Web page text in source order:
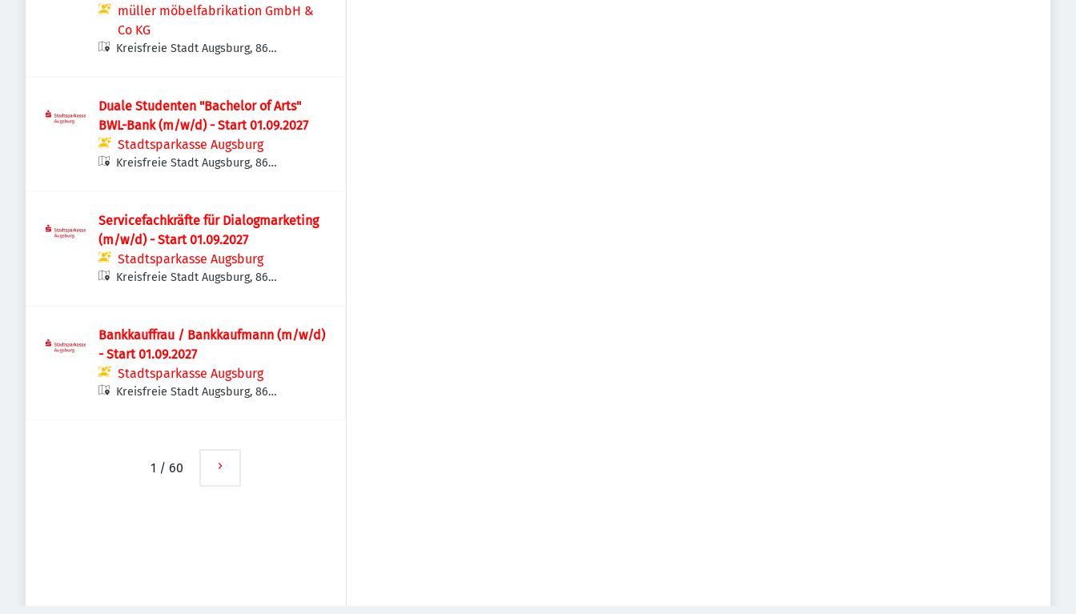
müller möbelfabrikation GmbH &
Co KG
Kreisfreie Stadt Augsburg, 86
Duale Studenten "Bachelor of Arts"
BWL-Bank (m/w/d) - Start 01.09.2027
Stadtsparkasse Augsburg
Kreisfreie Stadt Augsburg, 86
Servicefachkräfte für Dialogmarketing
(m/w/d) - Start 01.09.2027
Stadtsparkasse Augsburg
Kreisfreie Stadt Augsburg, 86
Bankkauffrau / Bankkaufmann (m/w/d)
- Start 01.09.2027
Stadtsparkasse Augsburg
Kreisfreie Stadt Augsburg, 86
1 / 60